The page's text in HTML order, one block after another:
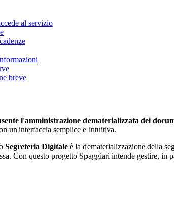
al servizio
breve
l'amministrazione dematerializzata dei
un'interfaccia semplice e intuitiva.
Segreteria Digitale è la dematerializzazione della
Con questo progetto Spaggiari intende gestire,